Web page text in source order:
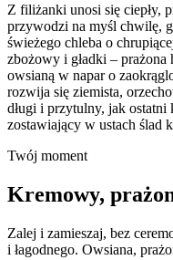
Z filiżanki unosi się ciepły,
przywodzi na myśl chwilę,
świeżego chleba o
zbożowy i gładki – prażona
owsianą w napar o
rozwija się ziemista,
długi i przytulny, jak ostatni
zostawiający w ustach ślad
Twój moment
Kremowy,
Zalej i zamieszaj, bez
i łagodnego. Owsiana,